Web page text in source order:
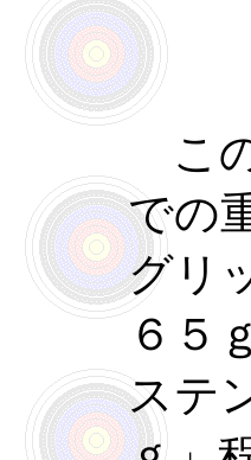
こ
での
グリ
６５
ステ